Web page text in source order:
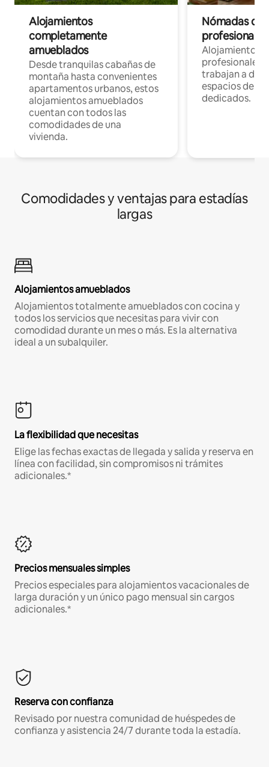
Alojamientos
completamente
amueblados
Desde tranquilas cabañas de
montaña hasta convenientes
apartamentos urbanos, estos
alojamientos amueblados
cuentan con todos las
comodidades de una
vivienda.
Nómadas
Alojamientos
profesionales
trabajan a
espacios de
dedicados.
Comodidades y ventajas para estadías
largas
Alojamientos amueblados
Alojamientos totalmente amueblados con cocina y
todos los servicios que necesitas para vivir con
comodidad durante un mes o más. Es la alternativa
ideal a un subalquiler.
La flexibilidad que necesitas
Elige las fechas exactas de llegada y salida y reserva en
línea con facilidad, sin compromisos ni trámites
adicionales.*
Precios mensuales simples
Precios especiales para alojamientos vacacionales de
larga duración y un único pago mensual sin cargos
adicionales.*
Reserva con confianza
Revisado por nuestra comunidad de huéspedes de
confianza y asistencia 24/7 durante toda la estadía.